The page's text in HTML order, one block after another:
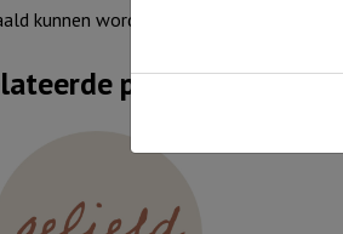
kunnen worden!
producten